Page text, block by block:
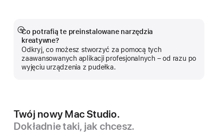
Co potrafią te preinstalowane narzędzia
kreatywne?
Odkryj, co możesz stworzyć za pomocą tych
zaawansowanych aplikacji profesjonalnych – od razu po
wyjęciu urządzenia z pudełka.
Pokaż
więcej
Twój nowy Mac Studio.
Dokładnie taki, jak chcesz.